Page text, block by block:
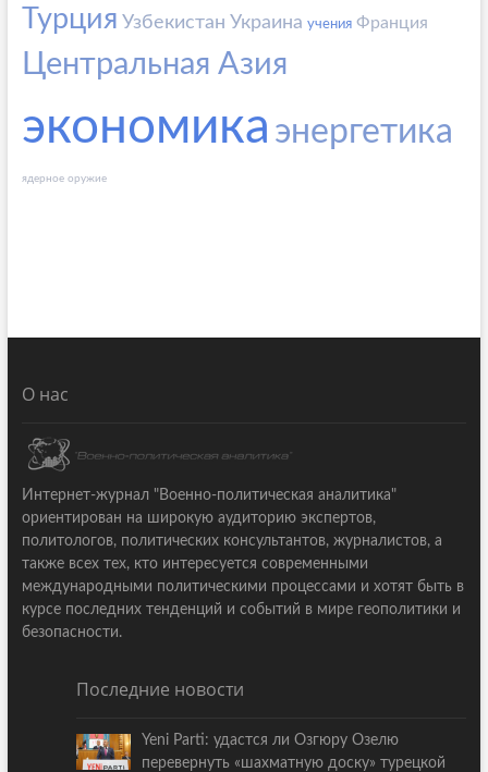
Турция Узбекистан Украина учения Франция
Центральная Азия
экономика энергетика
ядерное оружие
О нас
Интернет-журнал "Военно-политическая аналитика"
ориентирован на широкую аудиторию экспертов,
политологов, политических консультантов, журналистов, а
также всех тех, кто интересуется современными
международными политическими процессами и хотят быть в
курсе последних тенденций и событий в мире геополитики и
безопасности.
Последние новости
Yeni Parti: удастся ли Озгюру Озелю
перевернуть «шахматную доску» турецкой